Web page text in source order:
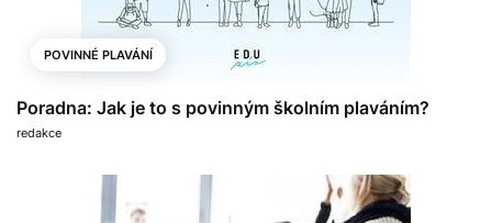
POVINNÉ PLAVÁNÍ
Poradna: Jak je to s povinným školním plaváním?
redakce